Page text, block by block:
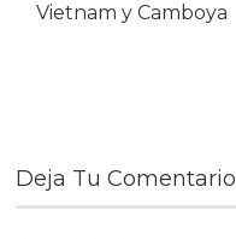
Vietnam y Camboya
Deja Tu Comentario